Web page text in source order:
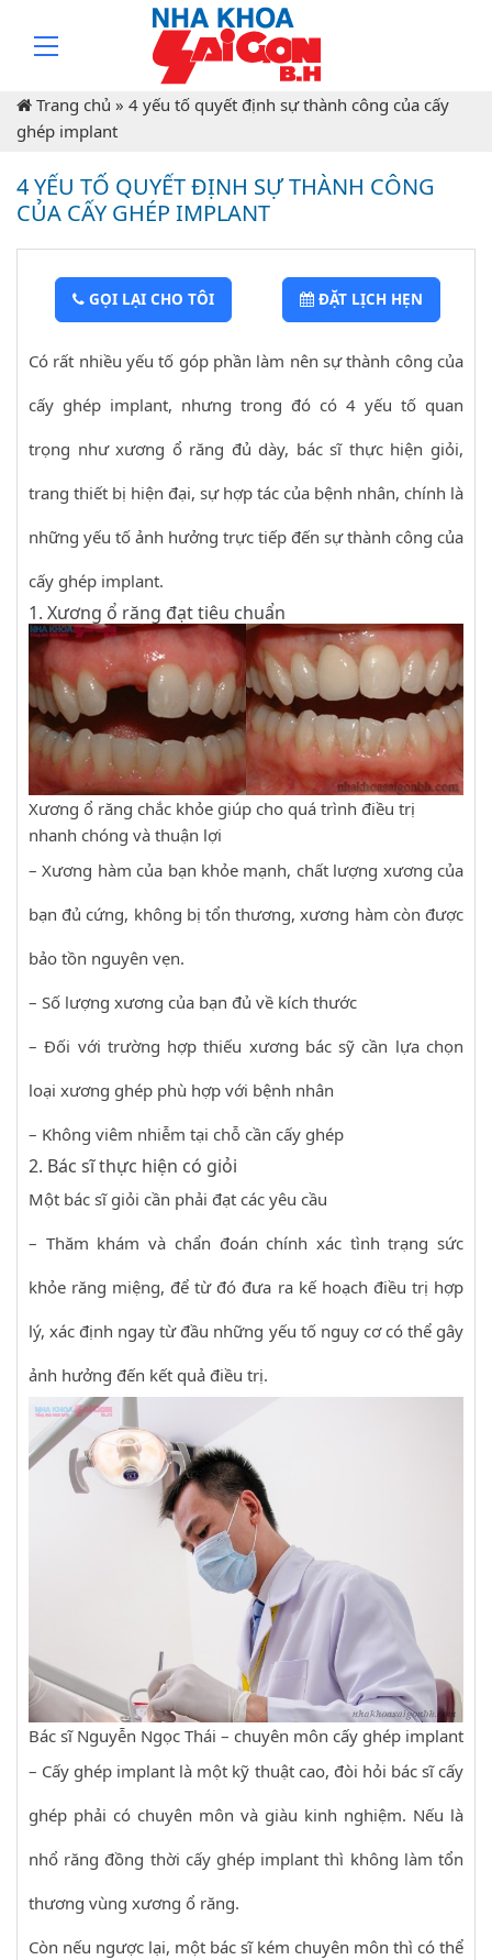
Trang chủ » 4 yếu tố quyết định sự thành công của cấy
ghép implant
4 YẾU TỐ QUYẾT ĐỊNH SỰ THÀNH CÔNG
CỦA CẤY GHÉP IMPLANT
GỌI LẠI CHO TÔI ĐẶT LỊCH HẸN
Có rất nhiều yếu tố góp phần làm nên sự thành công của
cấy ghép implant, nhưng trong đó có 4 yếu tố quan
trọng như xương ổ răng đủ dày, bác sĩ thực hiện giỏi,
trang thiết bị hiện đại, sự hợp tác của bệnh nhân, chính là
những yếu tố ảnh hưởng trực tiếp đến sự thành công của
cấy ghép implant.
1. Xương ổ răng đạt tiêu chuẩn
Xương ổ răng chắc khỏe giúp cho quá trình điều trị
nhanh chóng và thuận lợi
– Xương hàm của bạn khỏe mạnh, chất lượng xương của
bạn đủ cứng, không bị tổn thương, xương hàm còn được
bảo tồn nguyên vẹn.
– Số lượng xương của bạn đủ về kích thước
– Đối với trường hợp thiếu xương bác sỹ cần lựa chọn
loại xương ghép phù hợp với bệnh nhân
– Không viêm nhiễm tại chỗ cần cấy ghép
2. Bác sĩ thực hiện có giỏi
Một bác sĩ giỏi cần phải đạt các yêu cầu
– Thăm khám và chẩn đoán chính xác tình trạng sức
khỏe răng miệng, để từ đó đưa ra kế hoạch điều trị hợp
lý, xác định ngay từ đầu những yếu tố nguy cơ có thể gây
ảnh hưởng đến kết quả điều trị.
Bác sĩ Nguyễn Ngọc Thái – chuyên môn cấy ghép implant
– Cấy ghép implant là một kỹ thuật cao, đòi hỏi bác sĩ cấy
ghép phải có chuyên môn và giàu kinh nghiệm. Nếu là
nhổ răng đồng thời cấy ghép implant thì không làm tổn
thương vùng xương ổ răng.
Còn nếu ngược lại, một bác sĩ kém chuyên môn thì có thể